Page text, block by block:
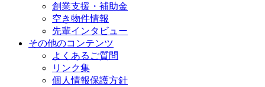
創業支援・補助金
空き物件情報
先輩インタビュー
その他のコンテンツ
よくあるご質問
リンク集
個人情報保護方針